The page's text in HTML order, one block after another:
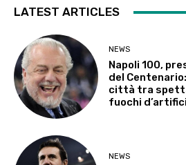
LATEST ARTICLES
NEWS
Napoli 100,
del
città tra
fuochi
NEWS